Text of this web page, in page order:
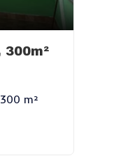
300 m²